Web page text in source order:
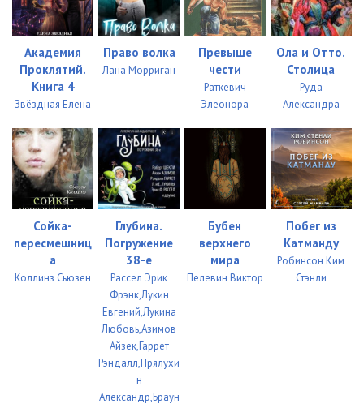
01_07_03 12:13
01_07_04 08:30
01_07_05 11:02
01_07_07 06:32
01_07_08 05:14
01_07_09 07:11
01_07_10 08:04
01_07_11
04:30
Академия
Проклятий.
Книга 4
Звёздная Елена
Право волка
Лана Морриган
Превыше
чести
Раткевич
Элеонора
Ола и Отто.
Столица
Руда
Александра
Сойка-
пересмешниц
а
Коллинз Сьюзен
Глубина.
Погружение
38-е
Рассел Эрик
Фрэнк,Лукин
Евгений,Лукина
Любовь,Азимов
Айзек,Гаррет
Рэндалл,Прялухи
н
Александр,Браун
Бубен
верхнего
мира
Пелевин Виктор
Побег из
Катманду
Робинсон Ким
Стэнли